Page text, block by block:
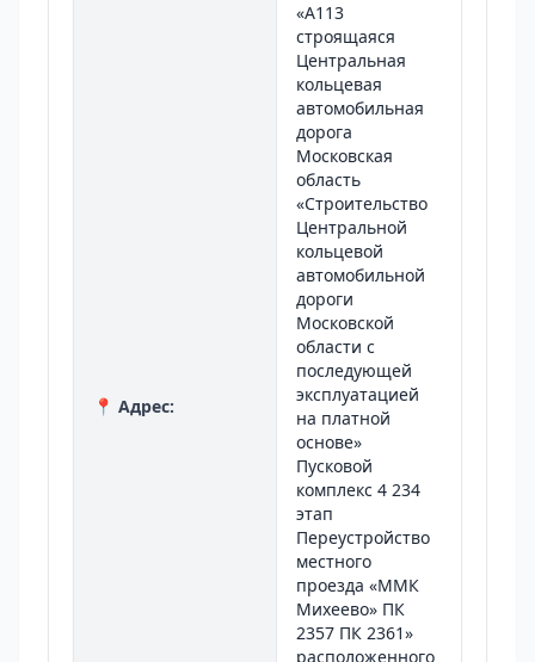
📍 Адрес:
«А113
строящаяся
Центральная
кольцевая
автомобильная
дорога
Московская
область
«Строительство
Центральной
кольцевой
автомобильной
дороги
Московской
области с
последующей
эксплуатацией
на платной
основе»
Пусковой
комплекс 4 234
этап
Переустройство
местного
проезда «ММК
Михеево» ПК
2357 ПК 2361»
расположенного